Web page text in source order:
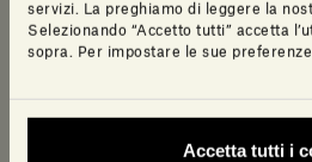
servizi. La preghiamo di leggere la
Selezionando “Accetto tutti” accetta
sopra. Per impostare le sue preferenze
Accetta tutti i
2D